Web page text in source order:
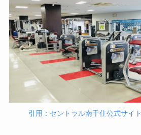
引用：セントラル南千住公式サイト